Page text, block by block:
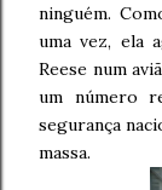
ninguém.
uma vez, ela
Reese num
um número
segurança
massa.